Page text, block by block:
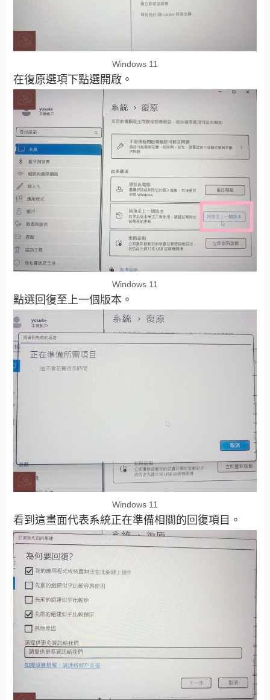
Windows 11
在復原選項下點選開啟。
Windows 11
點選回復至上一個版本。
Windows 11
看到這畫面代表系統正在準備相關的回復項目。